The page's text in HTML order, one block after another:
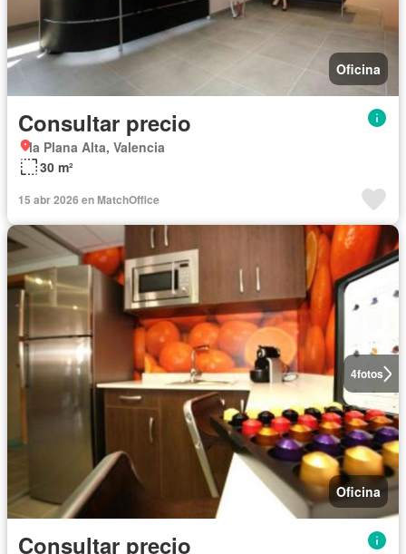
Oficina
Consultar precio
la Plana Alta, Valencia
30 m²
15 abr 2026 en MatchOffice
4fotos
Oficina
Consultar precio